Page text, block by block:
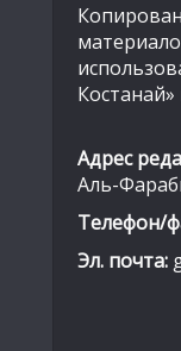
Адрес
Аль-
Телефон/
Эл. почта: